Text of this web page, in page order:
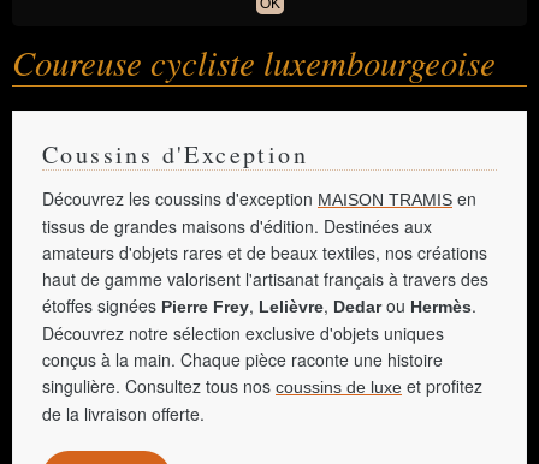
OK
Coureuse cycliste luxembourgeoise
Coussins d'Exception
Découvrez les coussins d'exception MAISON TRAMIS en
tissus de grandes maisons d'édition. Destinées aux
amateurs d'objets rares et de beaux textiles, nos créations
haut de gamme valorisent l'artisanat français à travers des
étoffes signées Pierre Frey, Lelièvre, Dedarou Hermès.
Découvrez notre sélection exclusive d'objets uniques
conçus à la main. Chaque pièce raconte une histoire
singulière. Consultez tous nos coussins de luxe et profitez
de la livraison offerte.